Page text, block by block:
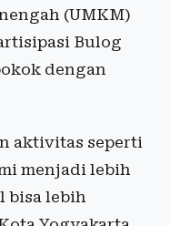
(UMKM)
Bulog
dengan
aktivitas seperti
menjadi lebih
bisa lebih